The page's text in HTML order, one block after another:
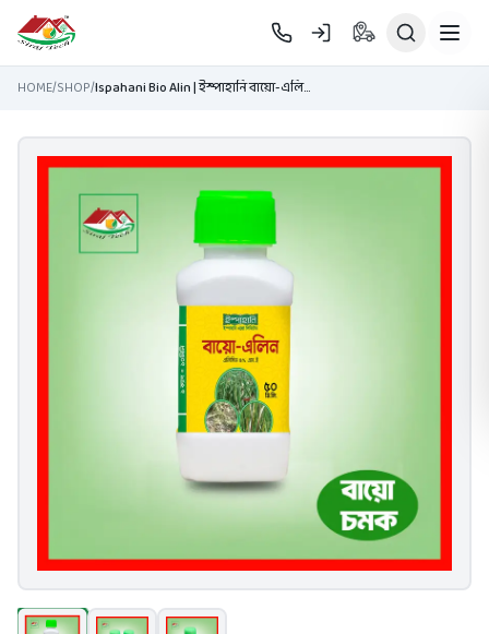
Skip to main content
HOME/SHOP/ Ispahani Bio Alin | ইস্পাহানি বায়ো-এলিন: প্রাকৃতিক ব্যাকটেরিয়ানাশক